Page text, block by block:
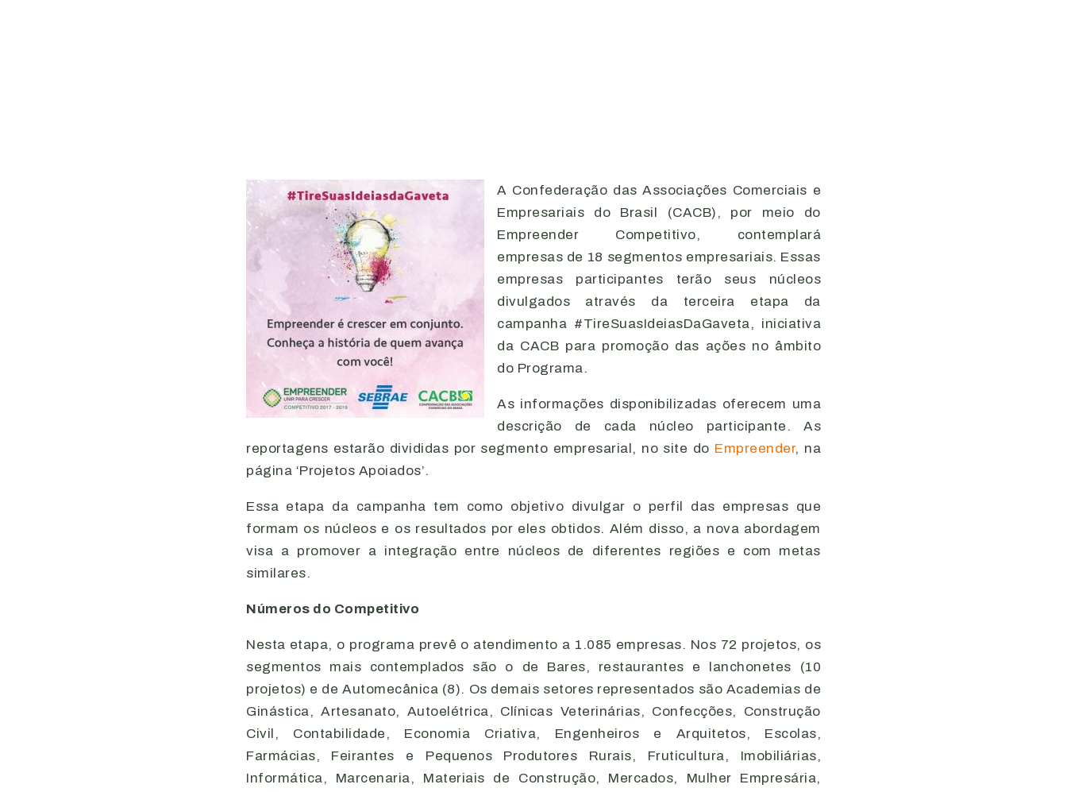
A Confederação das Associações Comerciais e
Empresariais do Brasil (CACB), por meio do
Empreender Competitivo, contemplará
empresas de 18 segmentos empresariais. Essas
empresas participantes terão seus núcleos
divulgados através da terceira etapa da
campanha #TireSuasIdeiasDaGaveta, iniciativa
da CACB para promoção das ações no âmbito
do Programa.
As informações disponibilizadas oferecem uma
descrição de cada núcleo participante. As
reportagens estarão divididas por segmento empresarial, no site do Empreender, na
página ‘Projetos Apoiados’.
Essa etapa da campanha tem como objetivo divulgar o perfil das empresas que
formam os núcleos e os resultados por eles obtidos. Além disso, a nova abordagem
visa a promover a integração entre núcleos de diferentes regiões e com metas
similares.
Números do Competitivo
Nesta etapa, o programa prevê o atendimento a 1.085 empresas. Nos 72 projetos, os
segmentos mais contemplados são o de Bares, restaurantes e lanchonetes (10
projetos) e de Automecânica (8). Os demais setores representados são Academias de
Ginástica, Artesanato, Autoelétrica, Clínicas Veterinárias, Confecções, Construção
Civil, Contabilidade, Economia Criativa, Engenheiros e Arquitetos, Escolas,
Farmácias, Feirantes e Pequenos Produtores Rurais, Fruticultura, Imobiliárias,
Informática, Marcenaria, Materiais de Construção, Mercados, Mulher Empresária,